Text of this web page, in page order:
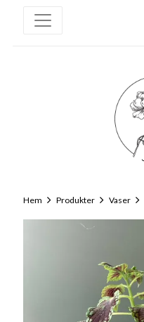
Hem Produkter Vaser